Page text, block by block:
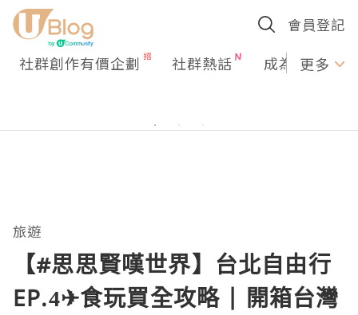
會員登記
社群創作有價企劃 社群熱話 成為U更多
旅遊
【#思思賢嘆世界】台北自由行
EP.4✈食玩買全攻略 | 開箱台灣